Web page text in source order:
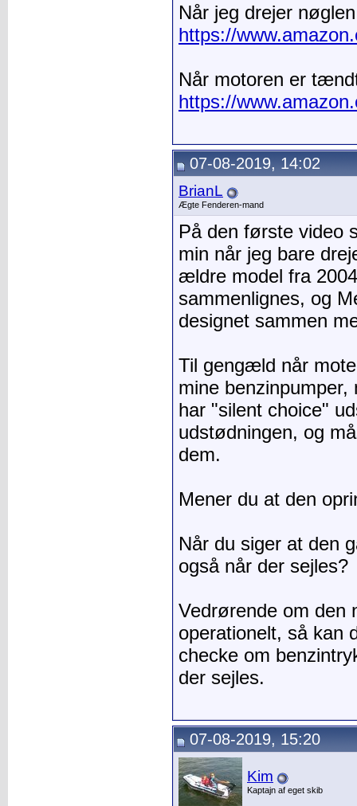
Når jeg drejer
https://
Når motoren er
https://
07-08-2019, 14:02
BrianL
Ægte Fenderen-mand
På den første video
min når jeg bare
ældre model fra
sammenlignes, og
designet sammen
Til gengæld når
mine
har "silent choice"
udstødningen, og
dem.
Mener du at den
Når du siger at den
også når der sejles?
Vedrørende om den
operationelt, så kan
checke om
der sejles.
07-08-2019, 15:20
Kim
Kaptajn af eget skib